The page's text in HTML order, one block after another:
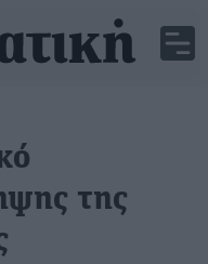
της